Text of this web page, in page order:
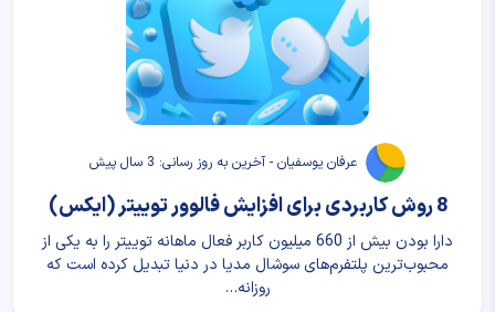
عرفان یوسفیان - آخرین به روز رسانی: 3 سال پیش
8 روش کاربردی برای افزایش فالوور توییتر (ایکس)
دارا بودن بیش از 660 میلیون کاربر فعال ماهانه توییتر را به یکی از
محبوب‌ترین پلتفرم‌های سوشال مدیا در دنیا تبدیل کرده است که
روزانه…